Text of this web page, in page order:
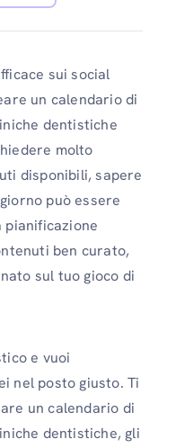
sui social
un calendario di
dentistiche
molto
disponibili, sapere
può essere
pianificazione
ben curato,
sul tuo gioco di
e vuoi
nel posto giusto. Ti
un calendario di
dentistiche, gli